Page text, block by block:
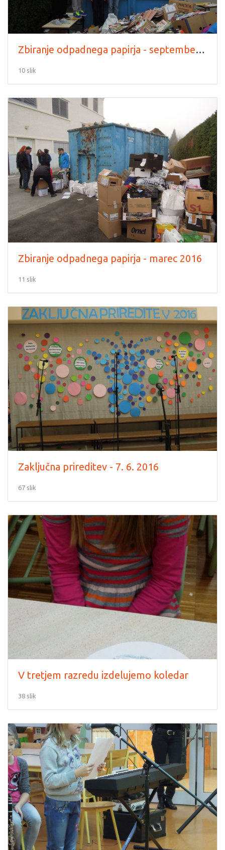
Zbiranje odpadnega papirja - september 2015
10 slik
Zbiranje odpadnega papirja - marec 2016
11 slik
Zaključna prireditev - 7. 6. 2016
67 slik
V tretjem razredu izdelujemo koledar
38 slik